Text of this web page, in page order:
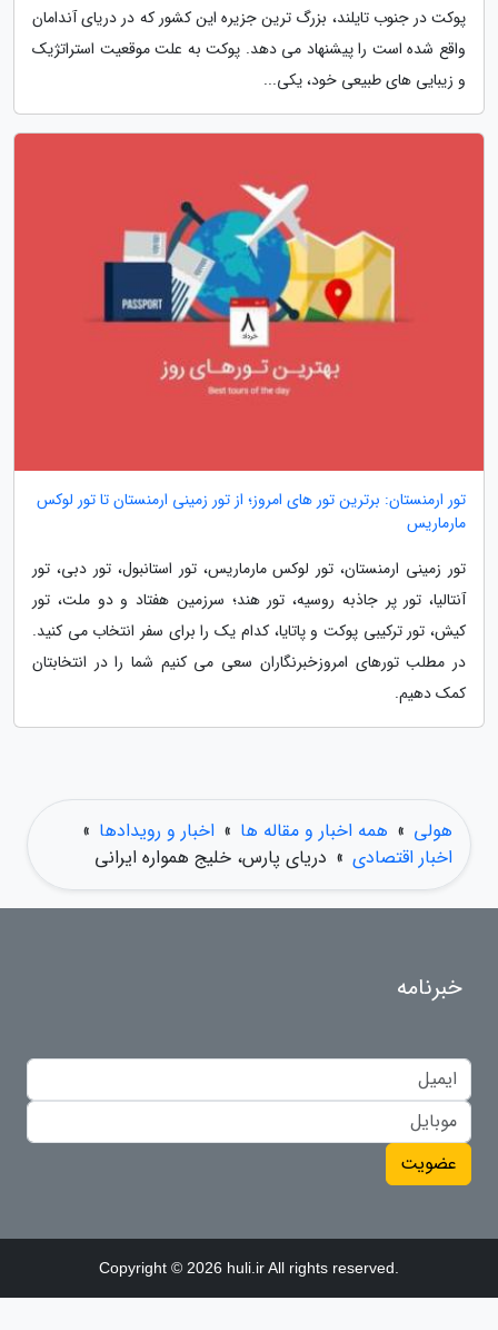
پوکت در جنوب تایلند، بزرگ ترین جزیره این کشور که در دریای آندامان
واقع شده است را پیشنهاد می دهد. پوکت به علت موقعیت استراتژیک
و زیبایی های طبیعی خود، یکی...
تور ارمنستان: برترین تور های امروز؛ از تور زمینی ارمنستان تا تور لوکس
مارماریس
تور زمینی ارمنستان، تور لوکس مارماریس، تور استانبول، تور دبی، تور
آنتالیا، تور پر جاذبه روسیه، تور هند؛ سرزمین هفتاد و دو ملت، تور
کیش، تور ترکیبی پوکت و پاتایا، کدام یک را برای سفر انتخاب می کنید.
در مطلب تورهای امروزخبرنگاران سعی می کنیم شما را در انتخابتان
کمک دهیم.
هولی » همه اخبار و مقاله ها » اخبار و رویدادها »
اخبار اقتصادی » دریای پارس، خلیج همواره ایرانی
خبرنامه
عضویت
Copyright © 2026 huli.ir All rights reserved.